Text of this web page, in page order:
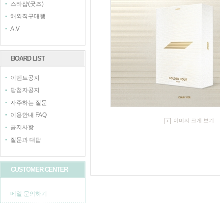
스타샵(굿즈)
해외직구대행
A.V
BOARD LIST
이벤트공지
당첨자공지
자주하는 질문
이용안내 FAQ
공지사항
질문과 대답
CUSTOMER CENTER
메일 문의하기
이미지 크게 보기